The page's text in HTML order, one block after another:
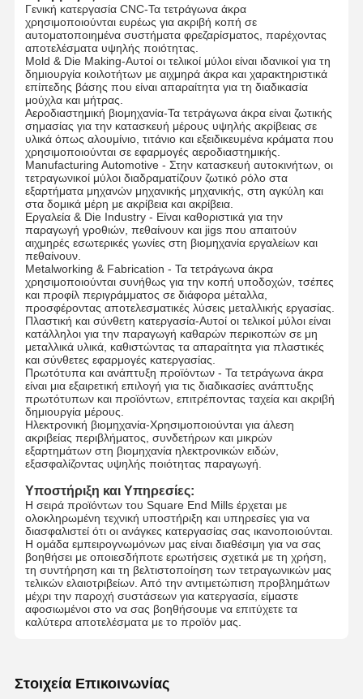
Τρυπάνι του U
Τετράγωνοι μύλοι
Στροφική ακτίνα Τελικά μύλα
μύλοι τελών μύτης σφαιρών
Σιδηροδρομικές εγκαταστάσεις
Σιδηροδρομικές εγκαταστάσεις
Λεπτό βαρετό κεφάλι
Τραχύ Κεφαλή Διάτρησης
DEX1204 D12
DEX1404 D14 35 L100
DEX1604 D16 45 L100 16
DEX1804 D18 45 L100
DEX2004 D20 50 L100 20
Γενική κατεργασία CNC-Τα τετράγωνα άκρα
χρησιμοποιούνται ευρέως για ακριβή κοπή σε
αυτοματοποιημένα συστήματα φρεζαρίσματος, παρέχοντας
αποτελέσματα υψηλής ποιότητας.
Mold & Die Making-Αυτοί οι τελικοί μύλοι είναι ιδανικοί για τη
δημιουργία κοιλοτήτων με αιχμηρά άκρα και χαρακτηριστικά
επίπεδης βάσης που είναι απαραίτητα για τη διαδικασία
μούχλα και μήτρας.
Αεροδιαστημική βιομηχανία-Τα τετράγωνα άκρα είναι ζωτικής
σημασίας για την κατασκευή μέρους υψηλής ακρίβειας σε
υλικά όπως αλουμίνιο, τιτάνιο και εξειδικευμένα κράματα που
χρησιμοποιούνται σε εφαρμογές αεροδιαστημικής.
Manufacturing Automotive - Στην κατασκευή αυτοκινήτων, οι
τετραγωνικοί μύλοι διαδραματίζουν ζωτικό ρόλο στα
εξαρτήματα μηχανών μηχανικής μηχανικής, στη αγκύλη και
στα δομικά μέρη με ακρίβεια και ακρίβεια.
Εργαλεία & Die Industry - Είναι καθοριστικά για την
παραγωγή γροθιών, πεθαίνουν και jigs που απαιτούν
αιχμηρές εσωτερικές γωνίες στη βιομηχανία εργαλείων και
πεθαίνουν.
Metalworking & Fabrication - Τα τετράγωνα άκρα
χρησιμοποιούνται συνήθως για την κοπή υποδοχών, τσέπες
και προφίλ περιγράμματος σε διάφορα μέταλλα,
προσφέροντας αποτελεσματικές λύσεις μεταλλικής εργασίας.
Πλαστική και σύνθετη κατεργασία-Αυτοί οι τελικοί μύλοι είναι
κατάλληλοι για την παραγωγή καθαρών περικοπών σε μη
μεταλλικά υλικά, καθιστώντας τα απαραίτητα για πλαστικές
και σύνθετες εφαρμογές κατεργασίας.
Πρωτότυπα και ανάπτυξη προϊόντων - Τα τετράγωνα άκρα
είναι μια εξαιρετική επιλογή για τις διαδικασίες ανάπτυξης
πρωτότυπων και προϊόντων, επιτρέποντας ταχεία και ακριβή
δημιουργία μέρους.
Ηλεκτρονική βιομηχανία-Χρησιμοποιούνται για άλεση
ακριβείας περιβλήματος, συνδετήρων και μικρών
εξαρτημάτων στη βιομηχανία ηλεκτρονικών ειδών,
εξασφαλίζοντας υψηλής ποιότητας παραγωγή.
Υποστήριξη και Υπηρεσίες:
Η σειρά προϊόντων του Square End Mills έρχεται με
ολοκληρωμένη τεχνική υποστήριξη και υπηρεσίες για να
διασφαλιστεί ότι οι ανάγκες κατεργασίας σας ικανοποιούνται.
Η ομάδα εμπειρογνωμόνων μας είναι διαθέσιμη για να σας
βοηθήσει με οποιεσδήποτε ερωτήσεις σχετικά με τη χρήση,
τη συντήρηση και τη βελτιστοποίηση των τετραγωνικών μας
τελικών ελαιοτριβείων. Από την αντιμετώπιση προβλημάτων
μέχρι την παροχή συστάσεων για κατεργασία, είμαστε
αφοσιωμένοι στο να σας βοηθήσουμε να επιτύχετε τα
καλύτερα αποτελέσματα με το προϊόν μας.
Στοιχεία Επικοινωνίας